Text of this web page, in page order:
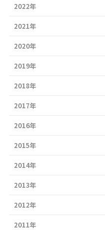
2022年
2021年
2020年
2019年
2018年
2017年
2016年
2015年
2014年
2013年
2012年
2011年